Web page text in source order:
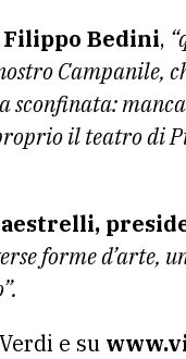
Filippo Bedini,
Campanile,
il teatro di
forme d’arte,
e su